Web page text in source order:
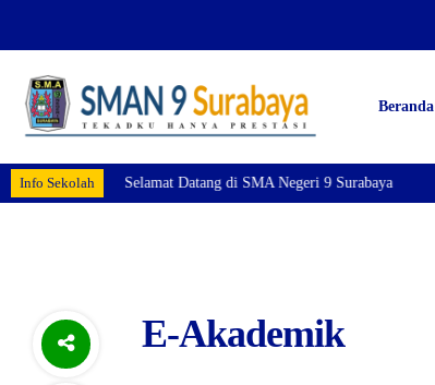
Beranda
Info Sekolah Selamat Datang di SMA Negeri 9 Surabaya
E-Akademik